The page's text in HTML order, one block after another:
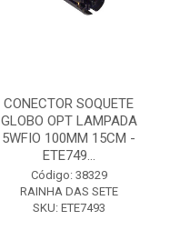
CONECTOR SOQUETE
GLOBO OPT LAMPADA
5WFIO 100MM 15CM -
ETE749...
Código: 38329
RAINHA DAS SETE
SKU: ETE7493